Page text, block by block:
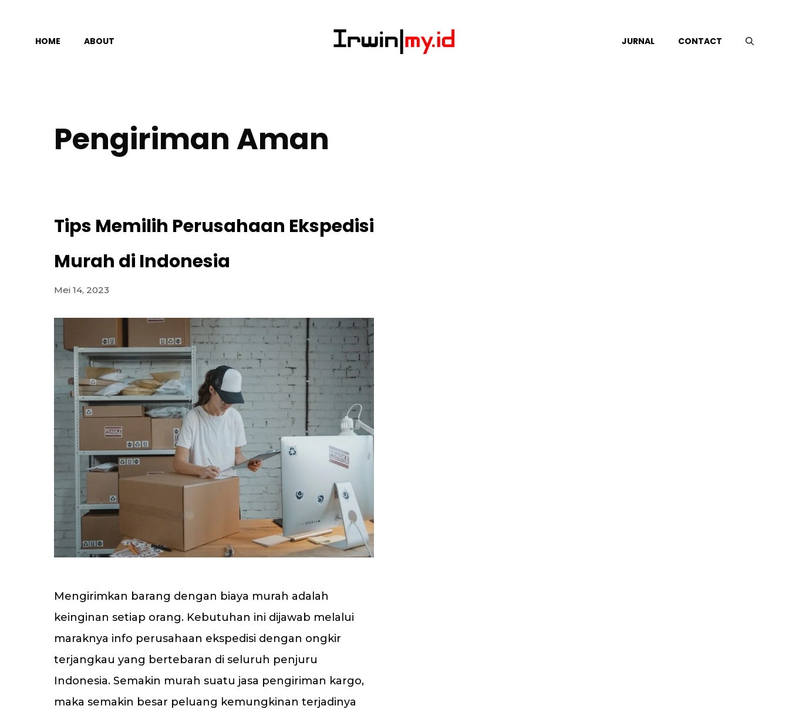
HOME ABOUT JURNAL CONTACT
Pengiriman Aman
Tips Memilih Perusahaan Ekspedisi
Murah di Indonesia
Mei 14, 2023
Mengirimkan barang dengan biaya murah adalah
keinginan setiap orang. Kebutuhan ini dijawab melalui
maraknya info perusahaan ekspedisi dengan ongkir
terjangkau yang bertebaran di seluruh penjuru
Indonesia. Semakin murah suatu jasa pengiriman kargo,
maka semakin besar peluang kemungkinan terjadinya